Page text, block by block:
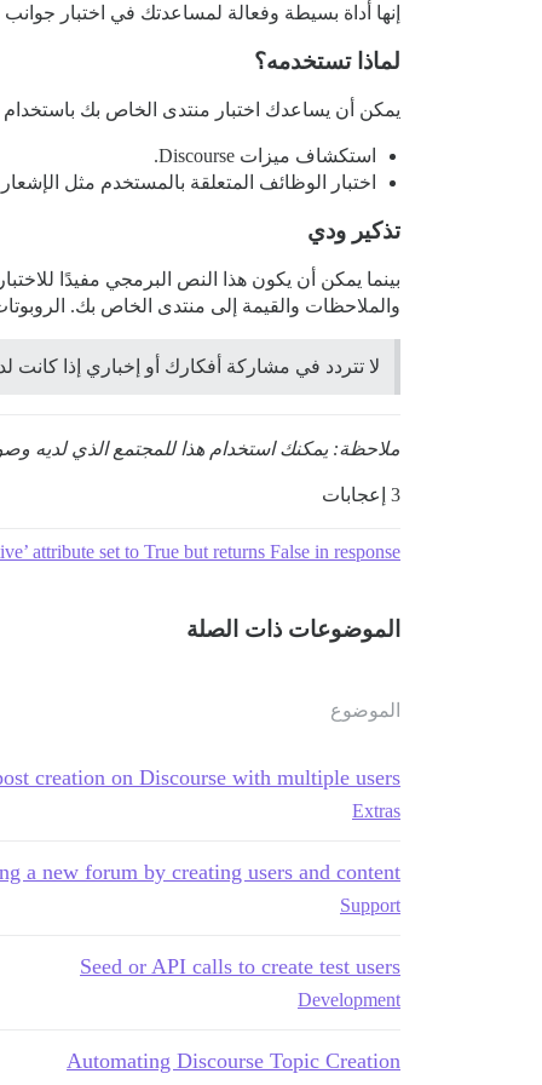
إنها أداة بسيطة وفعالة لمساعدتك في اختبار
لماذا تستخدمه؟
يمكن أن يساعدك اختبار منتدى الخاص بك
استكشاف ميزات Discourse.
اختبار الوظائف المتعلقة بالمستخدم مثل
تذكير ودي
بينما يمكن أن يكون هذا النص البرمجي مفيدًا
والملاحظات والقيمة إلى منتدى الخاص بك.
لا تتردد في مشاركة أفكارك أو إخباري إذا
ملاحظة: يمكنك استخدام هذا للمجتمع الذي لديه
3 إعجابات
attribute set to True but returns False in response
الموضوعات ذات الصلة
الموضوع
creation on Discourse with multiple users
Extras
a new forum by creating users and content
Support
Seed or API calls to create test users
Development
Automating Discourse Topic Creation